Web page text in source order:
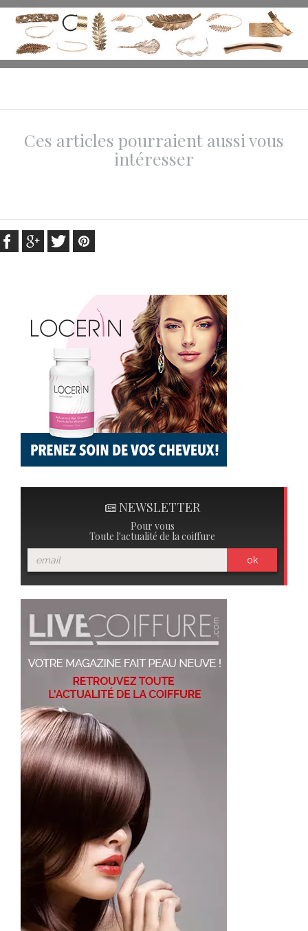
Ces articles pourraient aussi vous
intéresser
NEWSLETTER
Pour vous
Toute l'actualité de la coiffure
ok